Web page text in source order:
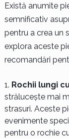
Există anumite
semnificativ
pentru a crea un
explora aceste
recomandări
Rochii lungi
strălucește mai
strasuri. Aceste
evenimente
pentru o rochie